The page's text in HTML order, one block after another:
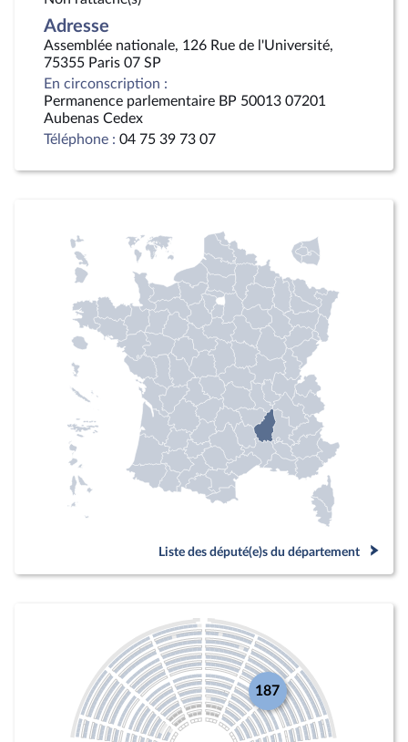
Adresse
Assemblée nationale, 126 Rue de l'Université,
75355 Paris 07 SP
En circonscription :
Permanence parlementaire BP 50013 07201
Aubenas Cedex
Téléphone : 04 75 39 73 07
Liste des député(e)s du département
187